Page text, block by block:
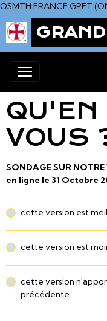
OSMTH FRANCE GPFT
QU'EN
VOUS
SONDAGE SUR
en ligne le 31 Octobre
cette version est
cette version est
cette version
précédente